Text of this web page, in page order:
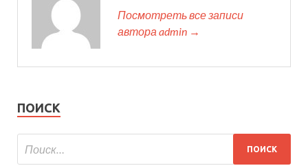
Посмотреть все записи
автора admin →
ПОИСК